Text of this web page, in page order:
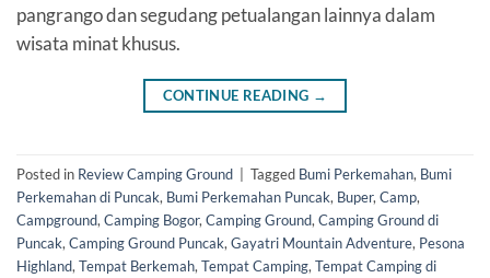
pangrango dan segudang petualangan lainnya dalam
wisata minat khusus.
CONTINUE READING →
Posted in Review Camping Ground Tagged Bumi Perkemahan, Bumi
Perkemahan di Puncak, Bumi Perkemahan Puncak, Buper, Camp,
Campground, Camping Bogor, Camping Ground, Camping Ground di
Puncak, Camping Ground Puncak, Gayatri Mountain Adventure, Pesona
Highland, Tempat Berkemah, Tempat Camping, Tempat Camping di